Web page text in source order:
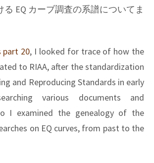
EQ カーブ調査の系譜についてま
part 20, I looked for trace of how the
to RIAA, after the standardization
and Reproducing Standards in early
various documents and
I examined the genealogy of the
on EQ curves, from past to the